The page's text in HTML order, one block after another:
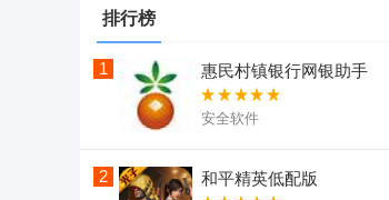
排行榜
1 惠民村镇银行网银助手
安全软件
2 和平精英低配版